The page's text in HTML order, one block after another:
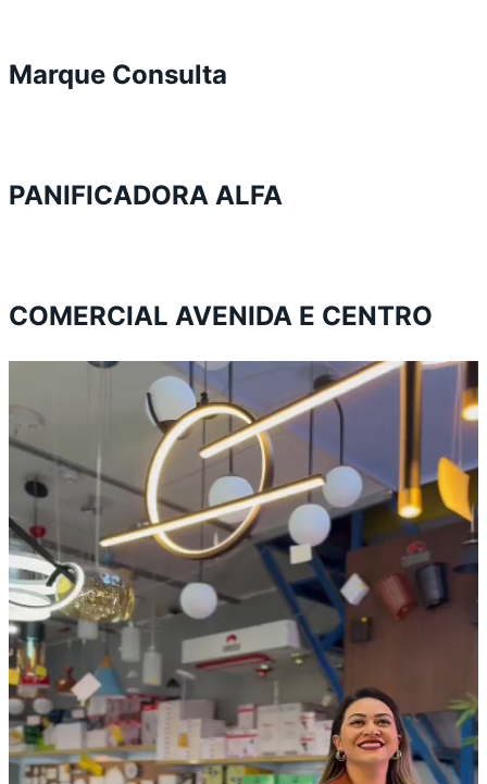
Marque Consulta
PANIFICADORA ALFA
COMERCIAL AVENIDA E CENTRO